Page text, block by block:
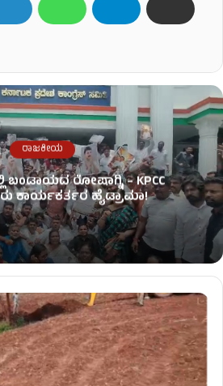
ರಾಜಕೀಯ
ಬಂಡಾಯದ ರೋಷಾಗ್ನಿ – KPCC
ಕಾರ್ಯಕರ್ತರ ಹೈಡ್ರಾಮಾ!